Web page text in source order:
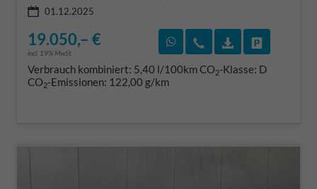
01.12.2025
19.050,– €
incl. 19% MwSt.
Rückruf vereinbaren
Wir rufen Sie an
Verbrauch kombiniert: 5,40 l/100kmCO2-Klasse: D
CO2-Emissionen: 122,00 g/km